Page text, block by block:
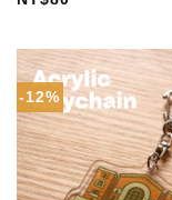
-12%